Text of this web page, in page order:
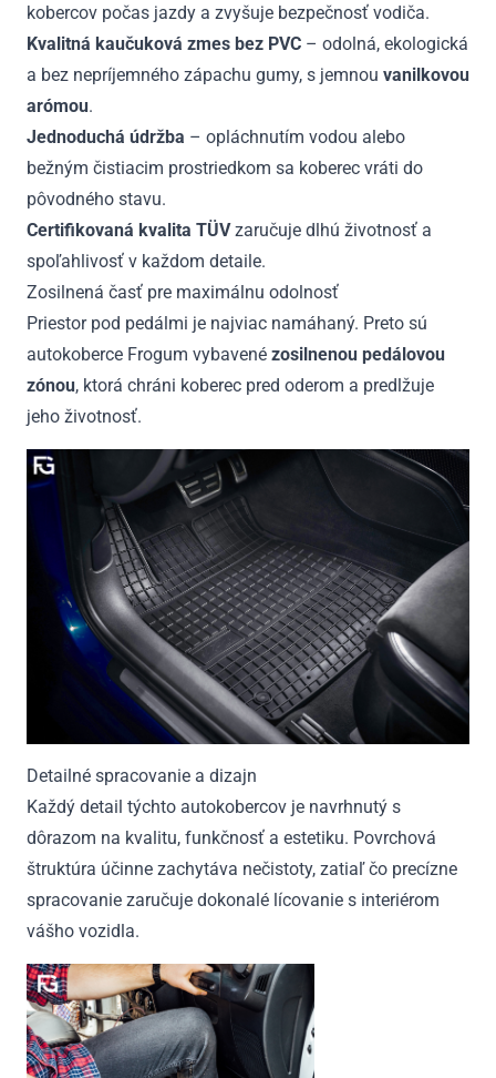
kobercov počas jazdy a zvyšuje bezpečnosť vodiča.
Kvalitná kaučuková zmes bez PVC – odolná, ekologická
a bez nepríjemného zápachu gumy, s jemnou vanilkovou
arómou.
Jednoduchá údržba – opláchnutím vodou alebo
bežným čistiacim prostriedkom sa koberec vráti do
pôvodného stavu.
Certifikovaná kvalita TÜVzaručuje dlhú životnosť a
spoľahlivosť v každom detaile.
Zosilnená časť pre maximálnu odolnosť
Priestor pod pedálmi je najviac namáhaný. Preto sú
autokoberce Frogum vybavené zosilnenou pedálovou
zónou, ktorá chráni koberec pred oderom a predlžuje
jeho životnosť.
Detailné spracovanie a dizajn
Každý detail týchto autokobercov je navrhnutý s
dôrazom na kvalitu, funkčnosť a estetiku. Povrchová
štruktúra účinne zachytáva nečistoty, zatiaľ čo precízne
spracovanie zaručuje dokonalé lícovanie s interiérom
vášho vozidla.